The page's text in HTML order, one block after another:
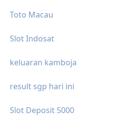
Toto Macau
Slot Indosat
keluaran kamboja
result sgp hari ini
Slot Deposit 5000